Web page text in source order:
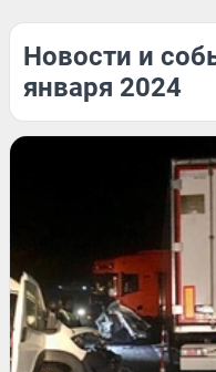
Новости и
января 2024